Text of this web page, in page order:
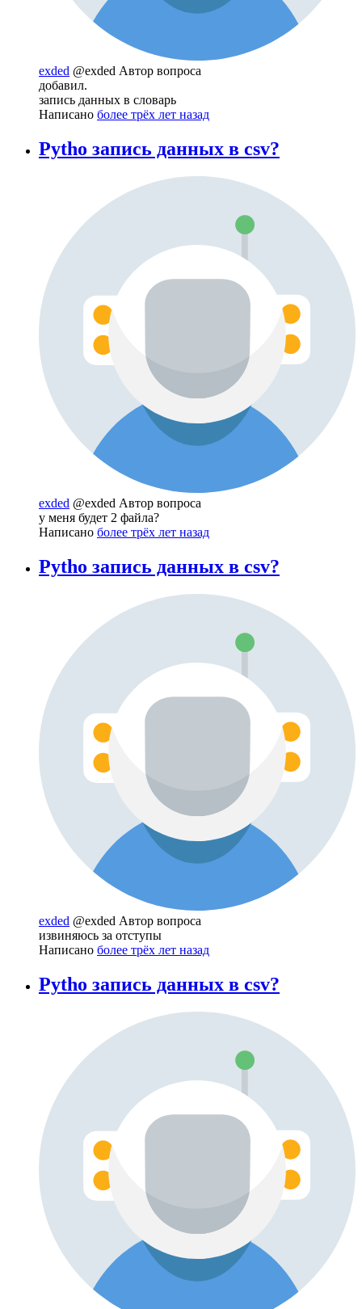
exded @exded Автор вопроса
добавил.
запись данных в словарь
Написано более трёх лет назад
Pytho запись данных в csv?
exded @exded Автор вопроса
у меня будет 2 файла?
Написано более трёх лет назад
Pytho запись данных в csv?
exded @exded Автор вопроса
извиняюсь за отступы
Написано более трёх лет назад
Pytho запись данных в csv?